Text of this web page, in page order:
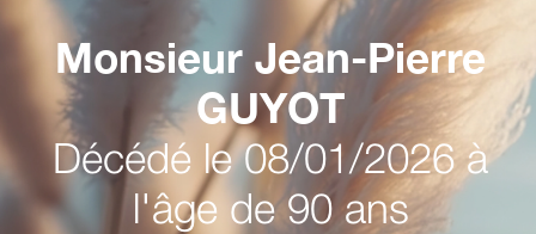
Monsieur Jean-Pierre
GUYOT
Décédé le 08/01/2026 à
l'âge de 90 ans